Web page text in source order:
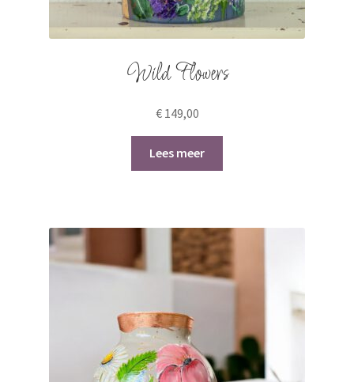
Wild Flowers
€149,00
Lees meer